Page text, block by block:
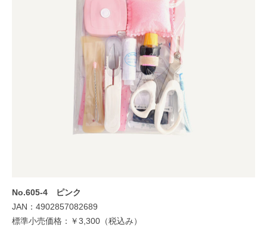
No.605-4 ピンク
JAN：4902857082689
標準小売価格：￥3,300（税込み）